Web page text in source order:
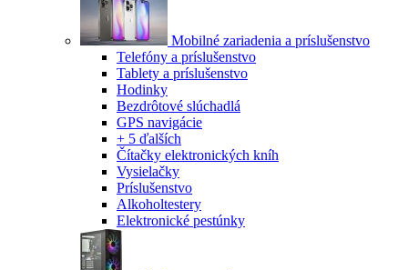
Mobilné zariadenia a príslušenstvo
Telefóny a príslušenstvo
Tablety a príslušenstvo
Hodinky
Bezdrôtové slúchadlá
GPS navigácie
+ 5 ďalších
Čítačky elektronických kníh
Vysielačky
Príslušenstvo
Alkoholtestery
Elektronické pestúnky